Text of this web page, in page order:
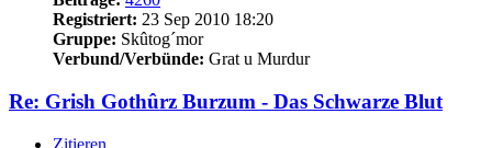
Registriert: 23 Sep 2010 18:20
Gruppe: Skûtog´mor
Verbund/Verbünde: Grat u Murdur
Re: Grish Gothûrz Burzum - Das Schwarze Blut
Zitieren